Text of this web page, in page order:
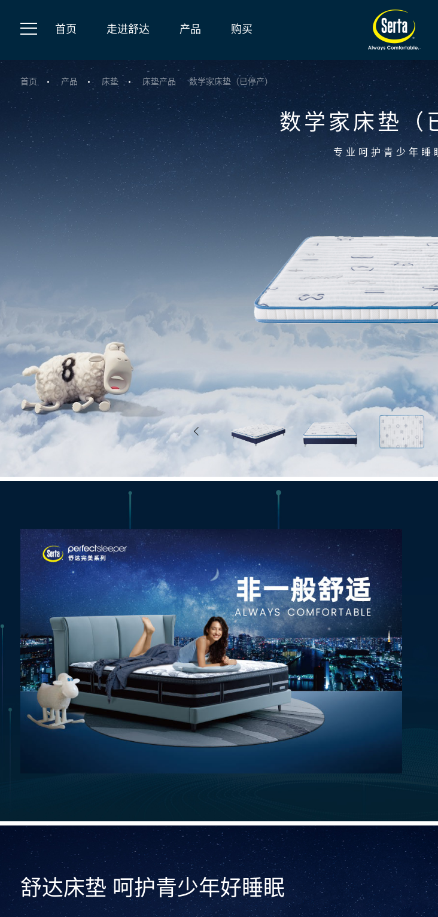
首页 走进舒达 产品 购买
首页 产品 床垫 床垫产品 数学家床垫（已停产）
数学家床垫（
专业呵护青少年睡
舒达床垫 呵护青少年好睡眠